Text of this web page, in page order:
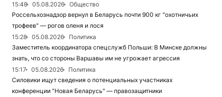
15:48
05.08.2026
Общество
Россельхознадзор вернул в Беларусь почти 900 кг "охотничьих
трофеев" — рогов оленя и лося
15:28
05.08.2026
Политика
Заместитель координатора спецслужб Польши: В Минске должны
знать, что со стороны Варшавы им не угрожает агрессия
15:17
05.08.2026
Политика
Силовики ищут сведения о потенциальных участниках
конференции "Новая Беларусь" — правозащитники